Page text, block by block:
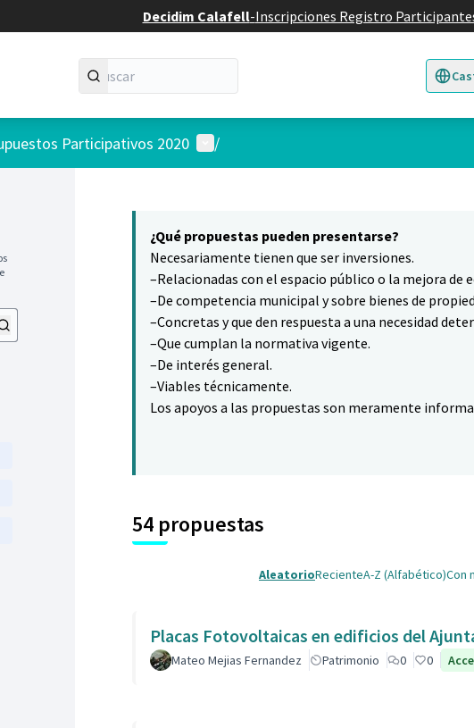
Decidim Calafell-Inscripciones Registro
Triar
Participativos 2020 Menú de usuario
/
7
¿Qué propuestas pueden presentarse?
Necesariamente tienen que ser inversiones.
–Relacionadas con el espacio público o la mejora de
–De competencia municipal y sobre bienes de
–Concretas y que den respuesta a una necesidad
–Que cumplan la normativa vigente.
–De interés general.
–Viables técnicamente.
Los apoyos a las propuestas son meramente
54 propuestas
AleatorioRecienteA-Z (Alfabético)Con
Placas Fotovoltaicas en edificios del
Mateo Mejias Fernandez Patrimonio 0 0